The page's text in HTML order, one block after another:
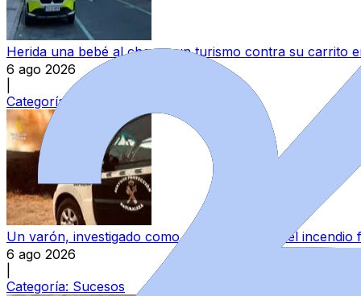
Herida una bebé al chocar un turismo contra su carrito
6 ago 2026
Categoría:
Un varón, investigado como presunto autor del
6 ago 2026
Categoría: Sucesos